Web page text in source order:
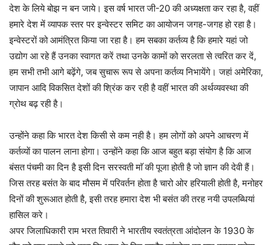
देश के लिये बोझ न बन जाये। इस वर्ष भारत जी-20 की अध्यक्षता कर रहा है, वहीं
हमारे देश में व्यापक स्तर पर इन्वेस्टर समिट का आयोजन जगह-जगह हो रहा है।
इन्वेस्टरों को आमंत्रित किया जा रहा है। हम सबका कर्तव्य है कि हमारे यहां जो
उद्योग आ रहे हैं उनका स्वागत करें तथा उनके कामों को सरलता से त्वरित कर दें,
हम सभी तभी आगे बढ़ेंगे, जब सुचारू रूप से अपना कर्तव्य निभायेंगे। जहां अमेरिका,
जापान आदि विकसित देशों की श्रिंक कर रही है वहीं भारत की अर्थव्यवस्था की
ग्रोथ बढ़ रही है।
उन्होंने कहा कि भारत देश किसी से कम नही है। हम लोगों को अपने आचरण में
कर्तव्यों का पालन लाना होगा। उन्होंने कहा कि आज बहुत बड़ा संयोग है कि आज
बंसत पंचमी का दिन है इसी दिन सरस्वती माॅ की पूजा होती है जो ज्ञान की देवी हैं।
जिस तरह बसंत के बाद मौसम में परिवर्तन होता है चारो ओर हरियाली होती है, मनोहर
दिनों की शुरूआत होती है, इसी तरह हमारा देश भी बसंत की तरह नयी उपलब्धियां
हासिल करे।
अपर जिलाधिकारी राम भरत तिवारी ने भारतीय स्वतंत्रता आंदोलन के 1930 के